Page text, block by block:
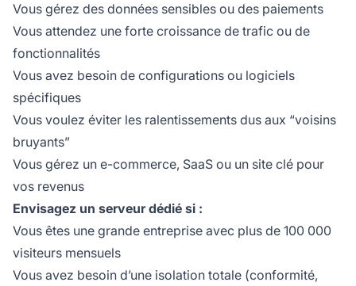
Vous gérez des données sensibles ou des paiements
Vous attendez une forte croissance de trafic ou de
fonctionnalités
Vous avez besoin de configurations ou logiciels
spécifiques
Vous voulez éviter les ralentissements dus aux “voisins
bruyants”
Vous gérez un e-commerce, SaaS ou un site clé pour
vos revenus
Envisagez un serveur dédié si :
Vous êtes une grande entreprise avec plus de 100 000
visiteurs mensuels
Vous avez besoin d’une isolation totale (conformité,